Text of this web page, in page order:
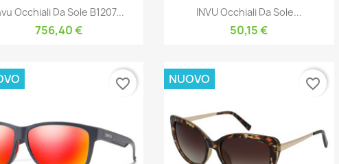
Anteprima
Occhiali Da Sole B1207...
756,40 €
Anteprima
INVU Occhiali Da Sole...
50,15 €
favorite_border NUOVO favorite_border